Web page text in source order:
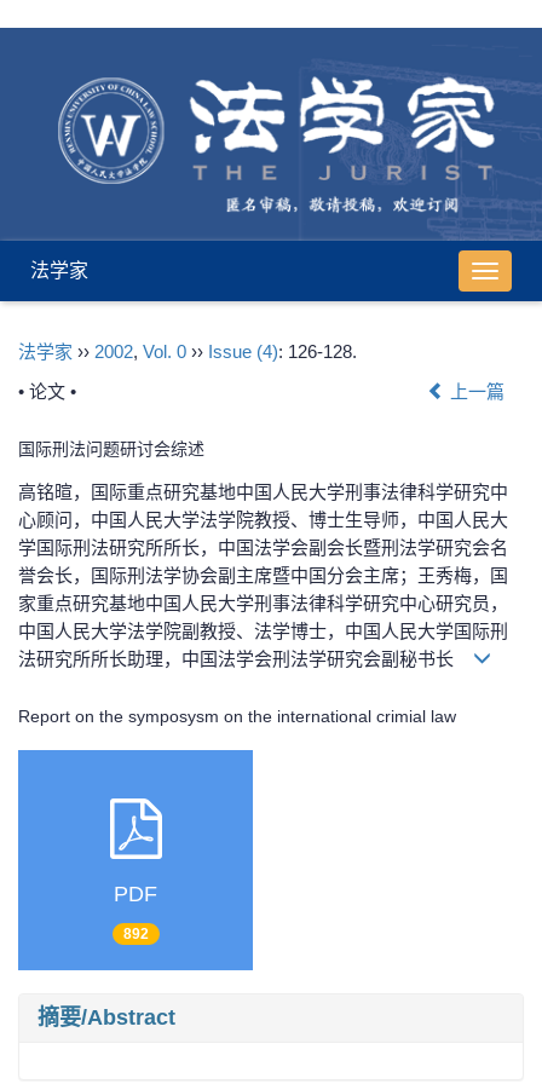
导
航
法学家
法学家 ›› 2002, Vol. 0 ›› Issue (4): 126-128.
• 论文 •
上一篇
国际刑法问题研讨会综述
高铭暄，国际重点研究基地中国人民大学刑事法律科学研究中
心顾问，中国人民大学法学院教授、博士生导师，中国人民大
学国际刑法研究所所长，中国法学会副会长暨刑法学研究会名
誉会长，国际刑法学协会副主席暨中国分会主席；王秀梅，国
家重点研究基地中国人民大学刑事法律科学研究中心研究员，
中国人民大学法学院副教授、法学博士，中国人民大学国际刑
法研究所所长助理，中国法学会刑法学研究会副秘书长
Report on the symposysm on the international crimial law
PDF
892
摘要/Abstract